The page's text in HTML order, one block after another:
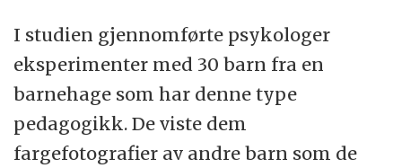
I studien gjennomførte psykologer
eksperimenter med 30 barn fra en
barnehage som har denne type
pedagogikk. De viste dem
fargefotografier av andre barn som de